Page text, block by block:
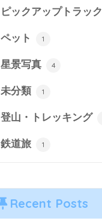
ピックアップトラック
ペット 1
星景写真 4
未分類 1
登山・トレッキング
鉄道旅 1
Recent Posts